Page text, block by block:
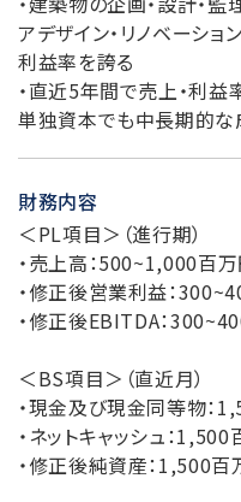
アデザイン・リノベーシ
利益率を誇る
・直近5年間で売上・利益
単独資本でも中長期的
財務内容
＜PL項目＞（進行期）
・売上高：500~1,000百
・修正後営業利益：
・修正後EBITDA：
＜BS項目＞（直近月）
・現金及び現金同等物：
・ネットキャッシュ：
・修正後純資産：1,500百